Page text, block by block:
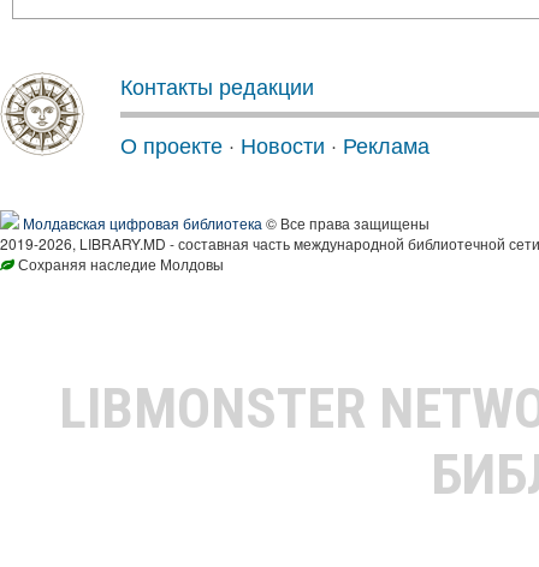
Контакты редакции
О проекте · Новости · Реклама
Молдавская цифровая библиотека © Все права защищены
2019-2026, LIBRARY.MD - составная часть международной библиотечной
Сохраняя наследие Молдовы
LIBMONSTER